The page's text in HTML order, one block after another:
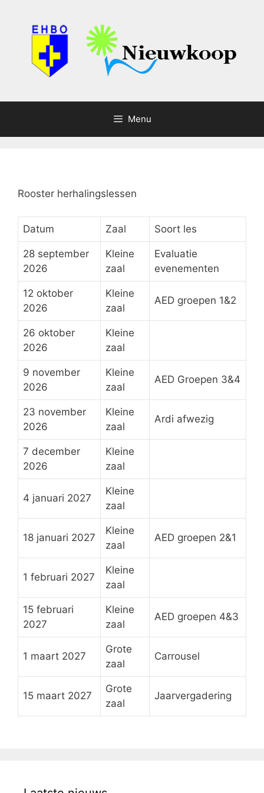
Menu
Rooster herhalingslessen
Datum Zaal Soort les
28 september
2026
Kleine
zaal
Evaluatie
evenementen
12 oktober
2026
Kleine
zaal
AED groepen 1&2
26 oktober
2026
Kleine
zaal
9 november
2026
Kleine
zaal
AED Groepen 3&4
23 november
2026
Kleine
zaal
Ardi afwezig
7 december
2026
Kleine
zaal
4 januari 2027
Kleine
zaal
18 januari 2027
Kleine
zaal
AED groepen 2&1
1 februari 2027
Kleine
zaal
15 februari
2027
Kleine
zaal
AED groepen 4&3
1 maart 2027
Grote
zaal
Carrousel
15 maart 2027
Grote
zaal
Jaarvergadering